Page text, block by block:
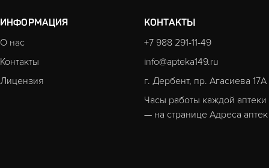
ИНФОРМАЦИЯ
О нас
Контакты
Лицензия
КОНТАКТЫ
+7 988 291-11-49
info@apteka149.ru
г. Дербент, пр. Агасиева 17А
Часы работы каждой аптеки
— на странице Адреса аптек